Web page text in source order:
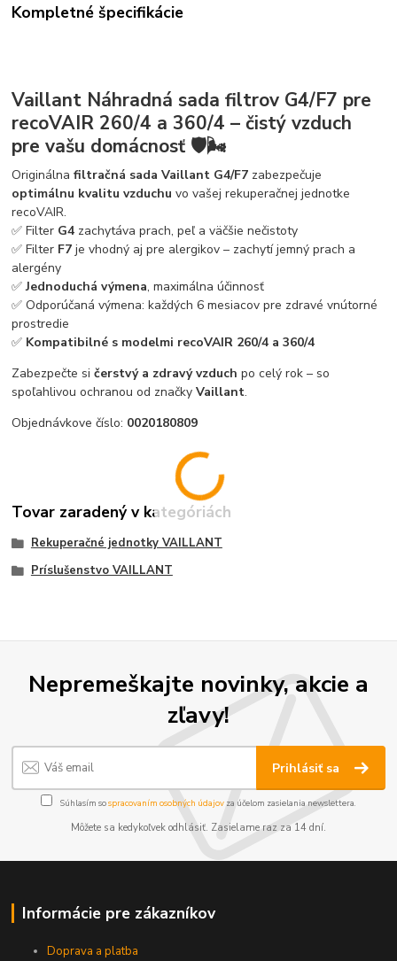
Kompletné špecifikácie
Vaillant Náhradná sada filtrov G4/F7 pre
recoVAIR 260/4 a 360/4 – čistý vzduch
pre vašu domácnosť 🛡️🌬️
Originálnafiltračná sada Vaillant G4/F7 zabezpečuje
optimálnu kvalitu vzduchu vo vašej rekuperačnej jednotke
recoVAIR.
✅ Filter G4 zachytáva prach, peľ a väčšie nečistoty
✅ Filter F7 je vhodný aj pre alergikov – zachytí jemný prach a
alergény
✅Jednoduchá výmena, maximálna účinnosť
✅ Odporúčaná výmena: každých 6 mesiacov pre zdravé vnútorné
prostredie
✅ Kompatibilné s modelmi recoVAIR 260/4 a 360/4
Zabezpečte sičerstvý a zdravý vzduch po celý rok – so
spoľahlivou ochranou od značkyVaillant.
Objednávkove číslo: 0020180809
Tovar zaradený v kategóriách
Rekuperačné jednotky VAILLANT
Príslušenstvo VAILLANT
Nepremeškajte novinky, akcie a
zľavy!
Prihlásiť sa
Súhlasím sospracovaním osobných údajov za účelom zasielania newslettera.
Môžete sa kedykoľvek odhlásiť. Zasielame raz za 14 dní.
Informácie pre zákazníkov
Doprava a platba